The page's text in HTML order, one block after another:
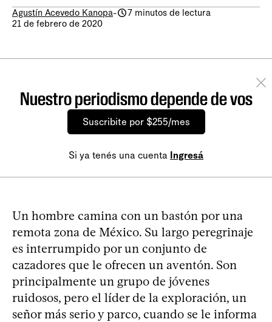
Agustín Acevedo Kanopa-
7 minutos de lectura
21 de febrero de 2020
Nuestro periodismo depende de vos
Suscribite por $255/mes
Si ya tenés una cuenta Ingresá
Un hombre camina con un bastón por una
remota zona de México. Su largo peregrinaje
es interrumpido por un conjunto de
cazadores que le ofrecen un aventón. Son
principalmente un grupo de jóvenes
ruidosos, pero el líder de la exploración, un
señor más serio y parco, cuando se le informa